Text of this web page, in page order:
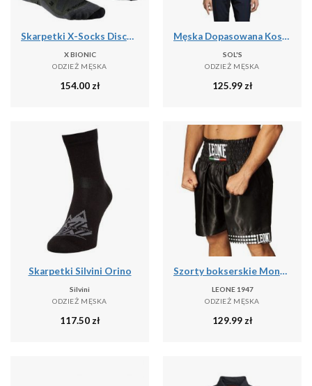
Skarpetki X-Socks Discover Crew
X BIONIC
ODZIEŻ MĘSKA
154.00zł
Męska Dopasowana Koszula Baltimore
SOL'S
ODZIEŻ MĘSKA
125.99zł
Skarpetki Silvini Orino
Silvini
ODZIEŻ MĘSKA
117.50zł
Szorty bokserskie Montana Pantaloncino
LEONE 1947
ODZIEŻ MĘSKA
129.99zł